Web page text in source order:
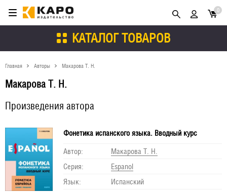
КАТАЛОГ ТОВАРОВ
0
Главная Авторы Макарова Т. Н.
Макарова Т. Н.
Произведения автора
Фонетика испанского языка. Вводный курс
Автор:
Макарова Т. Н.
Серия:
Espanol
Язык:
Испанский